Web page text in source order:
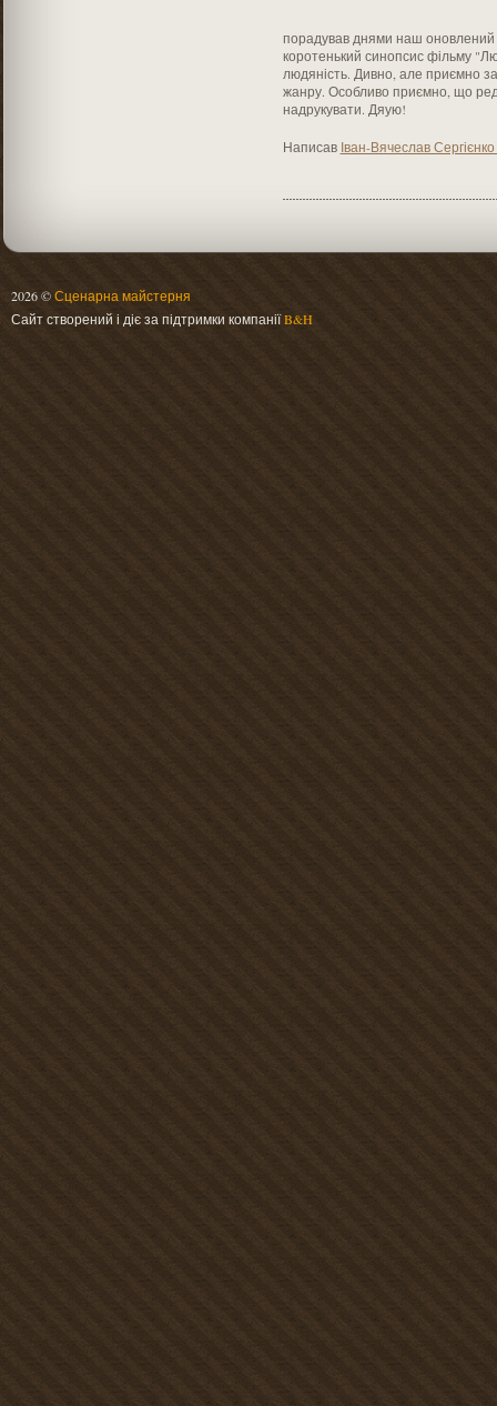
порадував днями наш оновлений
коротенький синопсис фільму
людяність. Дивно, але приємно
жанру. Особливо приємно, що
надрукувати. Дяую!
Написав Іван-Вячеслав Сергієнко
2026 ©Сценарна майстерня
Сайт створений і діє за підтримки компаніїB&H